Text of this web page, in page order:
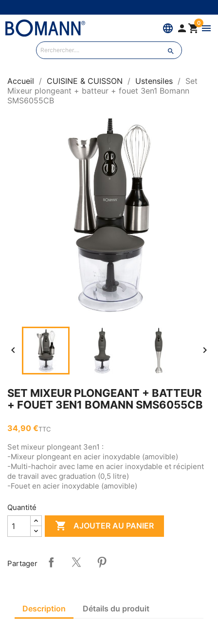
language  0menu

Accueil CUISINE & CUISSON Ustensiles
Set
Mixeur plongeant + batteur + fouet 3en1 Bomann
SMS6055CB
 
SET MIXEUR PLONGEANT + BATTEUR
+ FOUET 3EN1 BOMANN SMS6055CB
34,90 €TTC
Set mixeur plongeant 3en1 :
-Mixeur plongeant en acier inoxydable (amovible)
-Multi-hachoir avec lame en acier inoxydable et récipient
de travail avec graduation (0,5 litre)
-Fouet en acier inoxydable (amovible)
Quantité
 AJOUTER AU PANIER
Partager
Description Détails du produit